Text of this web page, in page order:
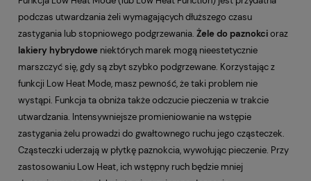
podczas utwardzania żeli wymagających dłuższego czasu
zastygania lub stopniowego podgrzewania. Żele do paznokcioraz
lakiery hybrydowe niektórych marek mogą nieestetycznie
marszczyć się, gdy są zbyt szybko podgrzewane. Korzystając z
funkcji Low Heat Mode, masz pewność, że taki problem nie
wystąpi. Funkcja ta obniża także odczucie pieczenia w trakcie
utwardzania. Intensywniejsze promieniowanie na wstępie
zastygania żelu prowadzi do gwałtownego ruchu jego cząsteczek.
Cząsteczki uderzają w płytkę paznokcia, wywołując pieczenie. Przy
zastosowaniu Low Heat, ich wstępny ruch będzie mniej